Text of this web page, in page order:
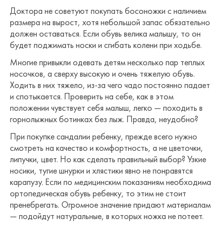
Доктора не советуют покупать босоножки с наличием
размера на вырост, хотя небольшой запас обязательно
должен оставаться. Если обувь велика малышу, то он
будет поджимать носки и сгибать колени при ходьбе.
Многие привыкли одевать детям несколько пар теплых
носочков, а сверху высокую и очень тяжелую обувь.
Ходить в них тяжело, из-за чего чадо постоянно падает
и спотыкается. Проверить на себе, как в этом
положении чувствует себя малыш, легко — походить в
горнолыжных ботинках без лыж. Правда, неудобно?
При покупке сандалии ребенку, прежде всего нужно
смотреть на качество и комфортность, а не цветочки,
липучки, цвет. Но как сделать правильный выбор? Узкие
носики, тугие шнурки и хлястики явно не понравятся
карапузу. Если по медицинским показаниям необходима
ортопедическая обувь ребенку, то этим не стоит
пренебрегать. Огромное значение придают материалам
— подойдут натуральные, в которых ножка не потеет.